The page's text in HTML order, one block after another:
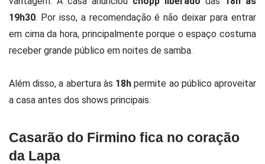
19h30. Por isso, a recomendação é não deixar para entrar
em cima da hora, principalmente porque o espaço costuma
receber grande público em noites de samba.
Além disso, a abertura às 18h permite ao público aproveitar
a casa antes dos shows principais.
Casarão do Firmino fica no coração
da Lapa